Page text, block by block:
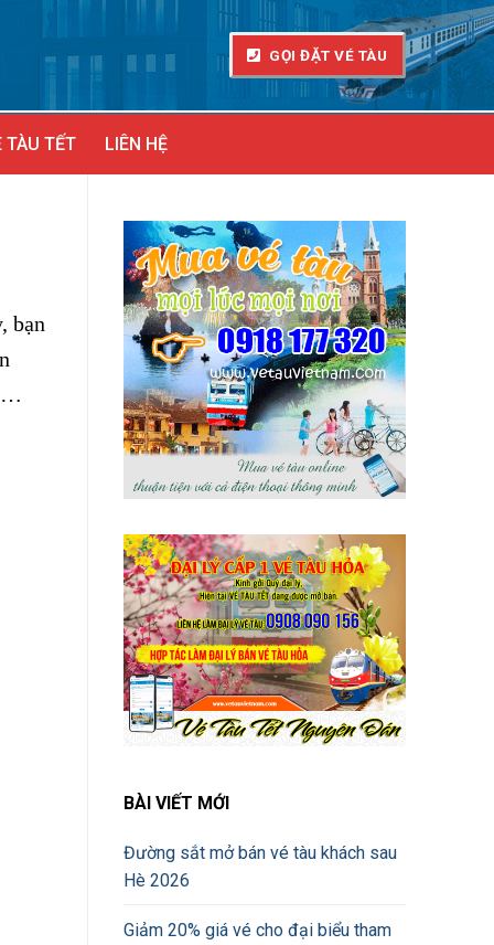
GỌI ĐẶT VÉ TÀU
TÀU TẾT LIÊN HỆ
bạn
BÀI VIẾT MỚI
Đường sắt mở bán vé tàu khách sau
Hè 2026
Giảm 20% giá vé cho đại biểu tham